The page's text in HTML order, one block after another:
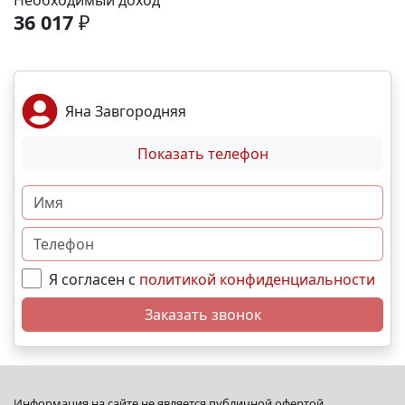
спортивные площадки. Благоустройство -
ландшафтный дизайн с зонами отдыха; -
комплексы для разных возрастов; - места для выгула
собак; - видеонаблюдение и КПП для безопасности.
Преимущества - сбалансированное сочетание цены
и качества; - развитая социальная инфраструктура в
шаговой доступности; - продуманное дворовое
пространство; - гибкая система рассрочек и
ипотечных программ. N5320
36 017 ₽
Яна Завгородняя
Показать телефон
Я согласен с политикой конфиденциальности
Заказать звонок